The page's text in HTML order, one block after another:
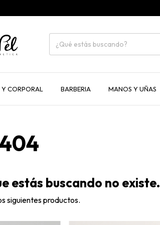
CORPORAL BARBERIA MANOS Y UÑAS
estás buscando no existe.
siguientes productos.